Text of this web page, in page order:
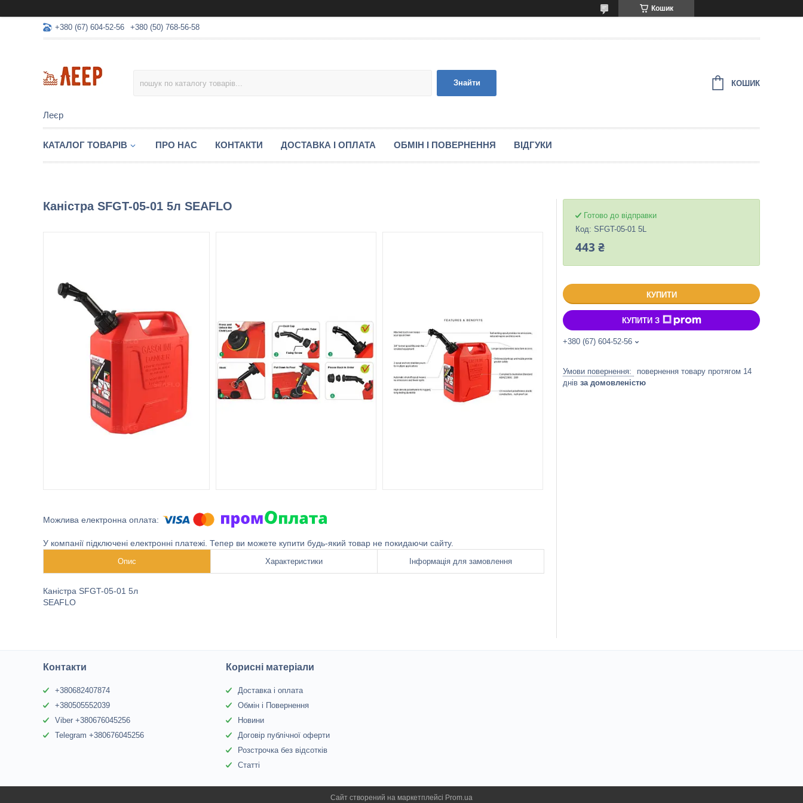
Кошик
+380 (67) 604-52-56 +380 (50) 768-56-58
Леєр
Знайти КОШИК
КАТАЛОГ ТОВАРІВ ПРО НАС КОНТАКТИ ДОСТАВКА І ОПЛАТА ОБМІН І ПОВЕРНЕННЯ ВІДГУКИ
Каністра SFGT-05-01 5л SEAFLO
У компанії підключені електронні платежі. Тепер ви можете купити будь-який товар не покидаючи сайту.
Опис Характеристики Інформація для замовлення
Каністра SFGT-05-01 5л
SEAFLO
Готово до відправки
Код: SFGT-05-01 5L
443 ₴
КУПИТИ
КУПИТИ З
+380 (67) 604-52-56
повернення товару протягом 14
днів за домовленістю
Контакти
+380682407874
+380505552039
Viber +380676045256
Telegram +380676045256
Корисні матеріали
Доставка і оплата
Обмін і Повернення
Новини
Договір публічної оферти
Розстрочка без відсотків
Статті
Сайт створений на маркетплейсі Prom.ua